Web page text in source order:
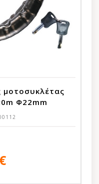
μοτοσυκλέτας
Φ22mm